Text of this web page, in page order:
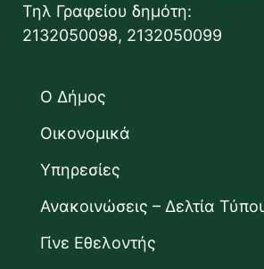
Τηλ Γραφείου δημότη:
2132050098, 2132050099
Ο Δήμος
Οικονομικά
Υπηρεσίες
Ανακοινώσεις – Δελτία
Γίνε Εθελοντής